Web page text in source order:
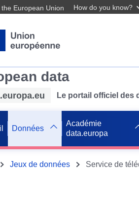
European Union How do you know?
data
Le portail officiel des
Données
Académie
data.europa
Jeux de données